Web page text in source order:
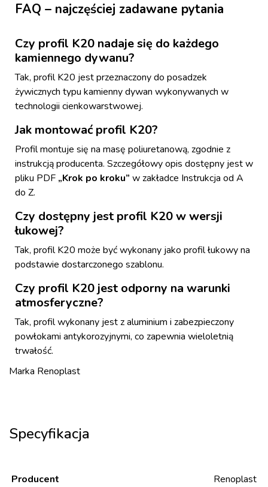
FAQ – najczęściej zadawane pytania
Czy profil K20 nadaje się do każdego
kamiennego dywanu?
Tak, profil K20 jest przeznaczony do posadzek
żywicznych typu kamienny dywan wykonywanych w
technologii cienkowarstwowej.
Jak montować profil K20?
Profil montuje się na masę poliuretanową, zgodnie z
instrukcją producenta. Szczegółowy opis dostępny jest w
pliku PDF „Krok po kroku” w zakładce Instrukcja od A
do Z.
Czy dostępny jest profil K20 w wersji
łukowej?
Tak, profil K20 może być wykonany jako profil łukowy na
podstawie dostarczonego szablonu.
Czy profil K20 jest odporny na warunki
atmosferyczne?
Tak, profil wykonany jest z aluminium i zabezpieczony
powłokami antykorozyjnymi, co zapewnia wieloletnią
trwałość.
Marka Renoplast
Specyfikacja
Producent
Renoplast